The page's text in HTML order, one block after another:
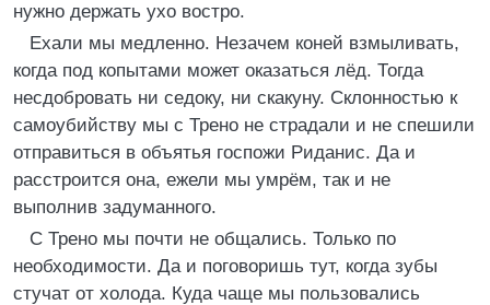
нужно держать ухо востро.
Ехали мы медленно. Незачем коней взмыливать,
когда под копытами может оказаться лёд. Тогда
несдобровать ни седоку, ни скакуну. Склонностью к
самоубийству мы с Трено не страдали и не спешили
отправиться в объятья госпожи Риданис. Да и
расстроится она, ежели мы умрём, так и не
выполнив задуманного.
С Трено мы почти не общались. Только по
необходимости. Да и поговоришь тут, когда зубы
стучат от холода. Куда чаще мы пользовались